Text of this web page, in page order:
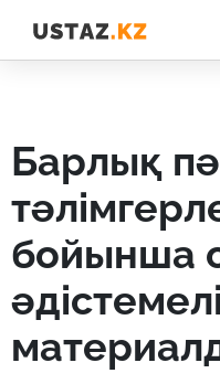
барлық пәндер
бойынша